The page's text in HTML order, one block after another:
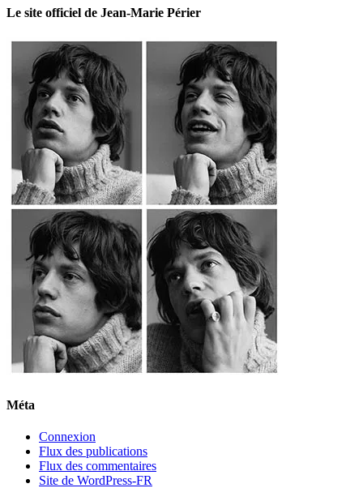
Le site officiel de Jean-Marie Périer
Méta
Connexion
Flux des publications
Flux des commentaires
Site de WordPress-FR